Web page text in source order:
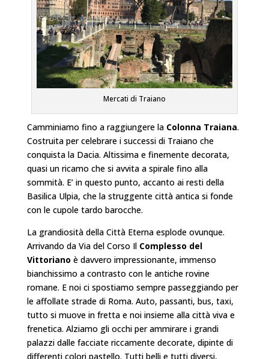
Mercati di Traiano
Camminiamo fino a raggiungere la Colonna Traiana.
Costruita per celebrare i successi di Traiano che
conquista la Dacia. Altissima e finemente decorata,
quasi un ricamo che si avvita a spirale fino alla
sommità. E’ in questo punto, accanto ai resti della
Basilica Ulpia, che la struggente città antica si fonde
con le cupole tardo barocche.
La grandiosità della Città Eterna esplode ovunque.
Arrivando da Via del Corso Il Complesso del
Vittoriano è davvero impressionante, immenso
bianchissimo a contrasto con le antiche rovine
romane. E noi ci spostiamo sempre passeggiando per
le affollate strade di Roma. Auto, passanti, bus, taxi,
tutto si muove in fretta e noi insieme alla città viva e
frenetica. Alziamo gli occhi per ammirare i grandi
palazzi dalle facciate riccamente decorate, dipinte di
differenti colori pastello. Tutti belli e tutti diversi,